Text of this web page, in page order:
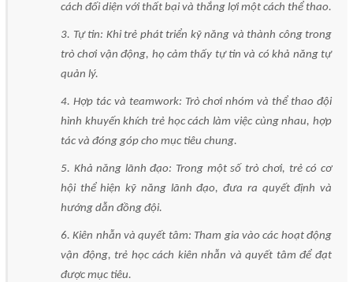
cách đối diện với thất bại và thắng lợi một cách thể thao.
3. Tự tin: Khi trẻ phát triển kỹ năng và thành công trong
trò chơi vận động, họ cảm thấy tự tin và có khả năng tự
quản lý.
4. Hợp tác và teamwork: Trò chơi nhóm và thể thao đội
hình khuyến khích trẻ học cách làm việc cùng nhau, hợp
tác và đóng góp cho mục tiêu chung.
5. Khả năng lãnh đạo: Trong một số trò chơi, trẻ có cơ
hội thể hiện kỹ năng lãnh đạo, đưa ra quyết định và
hướng dẫn đồng đội.
6. Kiên nhẫn và quyết tâm: Tham gia vào các hoạt động
vận động, trẻ học cách kiên nhẫn và quyết tâm để đạt
được mục tiêu.